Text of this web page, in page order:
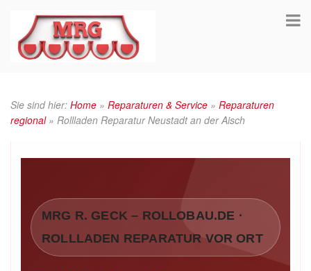
Sie sind hier: Home » Reparaturen & Service » Reparaturen
regional» Rollladen Reparatur Neustadt an der Aisch
MRG R. GECK – ROLLOBAU.DE ·
ROLLLADEN REPARATUR VOR ORT